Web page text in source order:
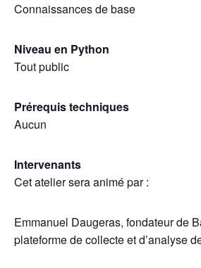
Connaissances de base
Niveau en Python
Tout public
Prérequis techniques
Aucun
Intervenants
Cet atelier sera animé par :
Emmanuel Daugeras, fondateur de
plateforme de collecte et d’analyse